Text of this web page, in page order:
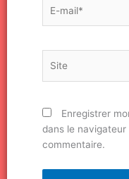
mail*
Enregistrer
dans le
commentaire.